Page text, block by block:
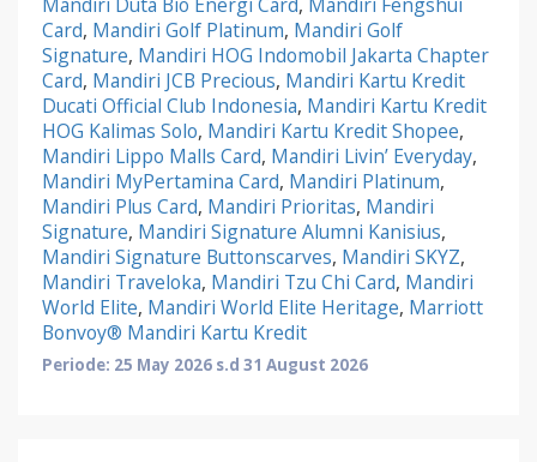
Card, Mandiri Golf Platinum, Mandiri Golf
Signature, Mandiri HOG Indomobil Jakarta Chapter
Card, Mandiri JCB Precious, Mandiri Kartu Kredit
Ducati Official Club Indonesia, Mandiri Kartu Kredit
HOG Kalimas Solo, Mandiri Kartu Kredit Shopee,
Mandiri Lippo Malls Card, Mandiri Livin’ Everyday,
Mandiri MyPertamina Card, Mandiri Platinum,
Mandiri Plus Card, Mandiri Prioritas, Mandiri
Signature, Mandiri Signature Alumni Kanisius,
Mandiri Signature Buttonscarves, Mandiri SKYZ,
Mandiri Traveloka, Mandiri Tzu Chi Card, Mandiri
World Elite, Mandiri World Elite Heritage, Marriott
Bonvoy® Mandiri Kartu Kredit
Periode: 25 May 2026 s.d 31 August 2026